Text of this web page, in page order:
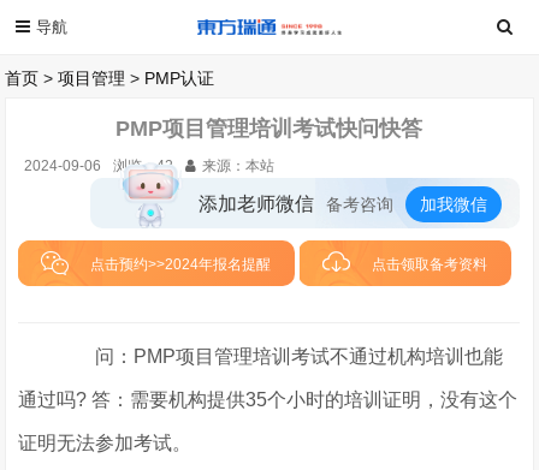
首页 >项目管理 > PMP认证
PMP项目管理培训考试快问快答
2024-09-06 浏览：42 来源：本站
添加老师微信 备考咨询 加我微信
点击预约>>2024年报名提醒 点击领取备考资料
问：PMP项目管理培训考试不通过机构培训也能
通过吗? 答：需要机构提供35个小时的培训证明，没有这个
证明无法参加考试。